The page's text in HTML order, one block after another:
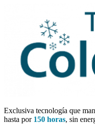
Exclusiva tecnología que
hasta por 150 horas, sin